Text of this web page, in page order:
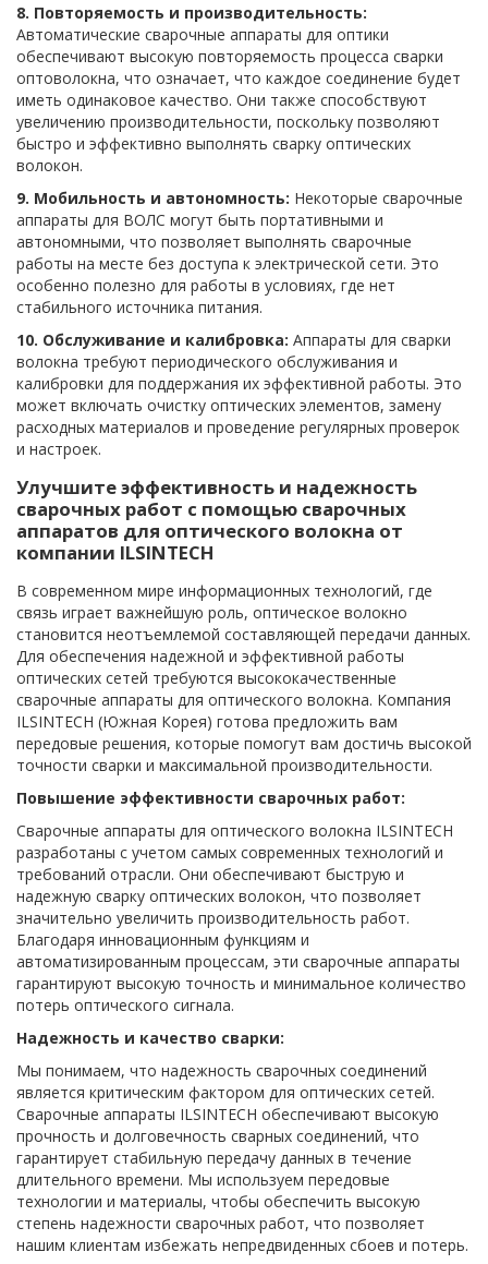
8. Повторяемость и производительность:
Автоматические сварочные аппараты для оптики
обеспечивают высокую повторяемость процесса сварки
оптоволокна, что означает, что каждое соединение будет
иметь одинаковое качество. Они также способствуют
увеличению производительности, поскольку позволяют
быстро и эффективно выполнять сварку оптических
волокон.
9. Мобильность и автономность: Некоторые сварочные
аппараты для ВОЛС могут быть портативными и
автономными, что позволяет выполнять сварочные
работы на месте без доступа к электрической сети. Это
особенно полезно для работы в условиях, где нет
стабильного источника питания.
10. Обслуживание и калибровка: Аппараты для сварки
волокна требуют периодического обслуживания и
калибровки для поддержания их эффективной работы. Это
может включать очистку оптических элементов, замену
расходных материалов и проведение регулярных проверок
и настроек.
Улучшите эффективность и надежность
сварочных работ с помощью сварочных
аппаратов для оптического волокна от
компании ILSINTECH
В современном мире информационных технологий, где
связь играет важнейшую роль, оптическое волокно
становится неотъемлемой составляющей передачи данных.
Для обеспечения надежной и эффективной работы
оптических сетей требуются высококачественные
сварочные аппараты для оптического волокна. Компания
ILSINTECH (Южная Корея) готова предложить вам
передовые решения, которые помогут вам достичь высокой
точности сварки и максимальной производительности.
Повышение эффективности сварочных работ:
Сварочные аппараты для оптического волокна ILSINTECH
разработаны с учетом самых современных технологий и
требований отрасли. Они обеспечивают быструю и
надежную сварку оптических волокон, что позволяет
значительно увеличить производительность работ.
Благодаря инновационным функциям и
автоматизированным процессам, эти сварочные аппараты
гарантируют высокую точность и минимальное количество
потерь оптического сигнала.
Надежность и качество сварки:
Мы понимаем, что надежность сварочных соединений
является критическим фактором для оптических сетей.
Сварочные аппараты ILSINTECH обеспечивают высокую
прочность и долговечность сварных соединений, что
гарантирует стабильную передачу данных в течение
длительного времени. Мы используем передовые
технологии и материалы, чтобы обеспечить высокую
степень надежности сварочных работ, что позволяет
нашим клиентам избежать непредвиденных сбоев и потерь.